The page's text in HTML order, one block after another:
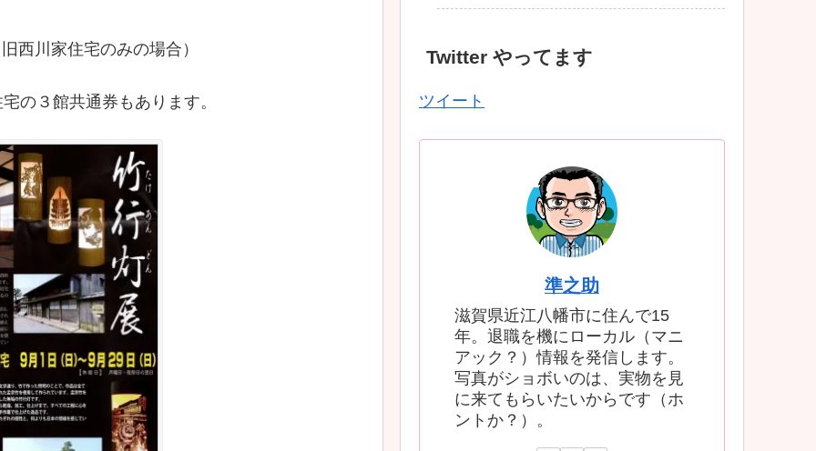
西川家住宅のみの場合）
の３館共通券もあります。
Twitter やってます
ツイート
準之助
滋賀県近江八幡市に住んで15
年。退職を機にローカル（マニ
アック？）情報を発信します。
写真がショボいのは、実物を見
に来てもらいたいからです（ホ
ントか？）。